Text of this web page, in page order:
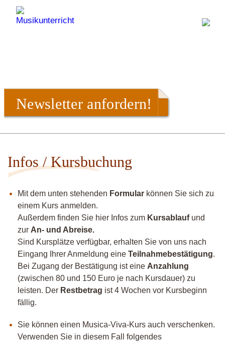
Newsletter anfordern!
Infos / Kursbuchung
Mit dem unten stehenden Formular können Sie sich zu
einem Kurs anmelden.
Außerdem finden Sie hier Infos zum Kursablaufund
zur An- und Abreise.
Sind Kursplätze verfügbar, erhalten Sie von uns nach
Eingang Ihrer Anmeldung eine Teilnahmebestätigung.
Bei Zugang der Bestätigung ist eine Anzahlung
(zwischen 80 und 150 Euro je nach Kursdauer) zu
leisten. Der Restbetrag ist 4 Wochen vor Kursbeginn
fällig.
Sie können einen Musica-Viva-Kurs auch verschenken.
Verwenden Sie in diesem Fall folgendes